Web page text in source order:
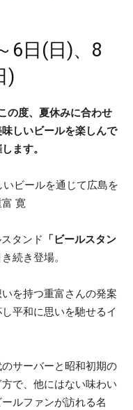
6日(日)、8
)
の度、夏休みに合わせ
しいビールを楽しんで
ます。
ビールを通じて広島を
寛
タンド 「ビールスタン
続き登場。
を持つ重富さんの発案
平和に思いを馳せるイ
サーバーと昭和初期の
で、他にはない味わい
ルファンが訪れる名